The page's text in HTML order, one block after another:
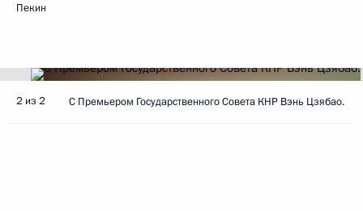
Пекин
2 из 2 С Премьером Государственного Совета КНР Вэнь Цзябао.